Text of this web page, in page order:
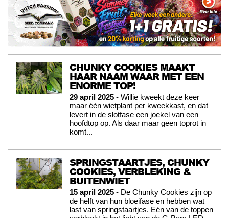
CHUNKY COOKIES MAAKT
HAAR NAAM WAAR MET EEN
ENORME TOP!
29 april 2025 - Willie kweekt deze keer
maar één wietplant per kweekkast, en dat
levert in de slotfase een joekel van een
hoofdtop op. Als daar maar geen toprot in
komt...
SPRINGSTAARTJES, CHUNKY
COOKIES, VERBLEKING &
BUITENWIET
15 april 2025 - De Chunky Cookies zijn op
de helft van hun bloeifase en hebben wat
last van springstaartjes. Eén van de toppen